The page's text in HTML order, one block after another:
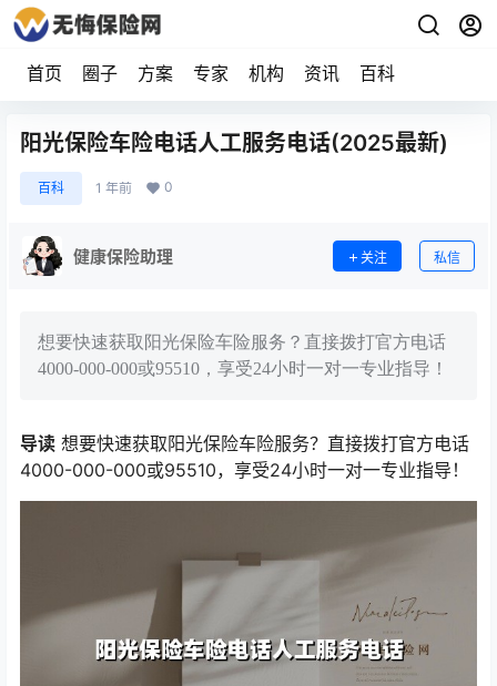
首页 圈子 方案 专家 机构 资讯 百科
阳光保险车险电话人工服务电话(2025最新)
百科 1 年前 0
健康保险助理 关注 私信
想要快速获取阳光保险车险服务？直接拨打官方电话
4000-000-000或95510，享受24小时一对一专业指导！
导读 想要快速获取阳光保险车险服务？直接拨打官方电话
4000-000-000或95510，享受24小时一对一专业指导！